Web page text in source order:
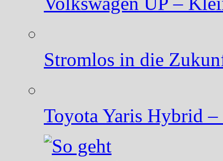
Stromlos in die
Toyota Yaris Hybrid –